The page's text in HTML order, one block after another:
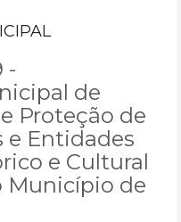
-
de
Proteção de
e Entidades
e Cultural
Município de